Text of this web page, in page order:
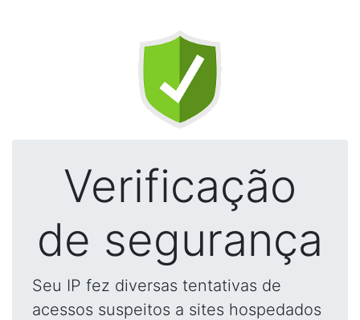
Verificação
de segurança
Seu IP fez diversas tentativas de
acessos suspeitos a sites hospedados